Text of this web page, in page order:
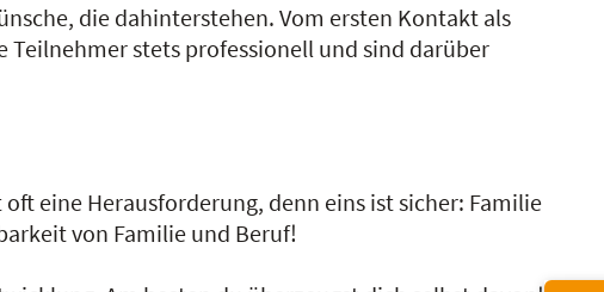
die dahinterstehen. Vom ersten Kontakt als
Teilnehmer stets professionell und sind darüber
eine Herausforderung, denn eins ist sicher: Familie
von Familie und Beruf!